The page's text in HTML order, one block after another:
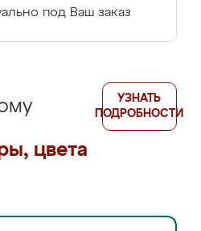
под Ваш заказ
цвета
УЗНАТЬ
ПОДРОБНОСТИ